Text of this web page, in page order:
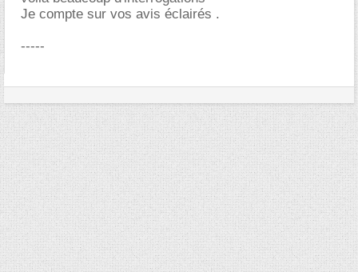
Je compte sur vos avis éclairés .
-----